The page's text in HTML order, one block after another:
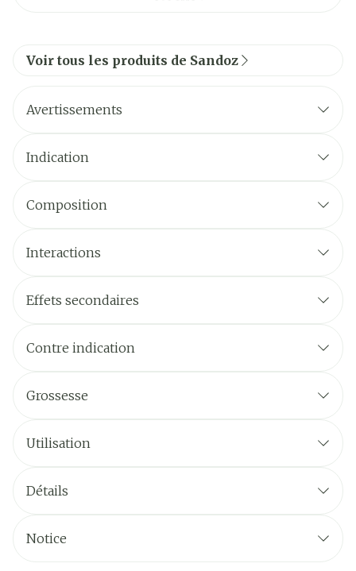
Voir tous les produits de Sandoz
Avertissements
Indication
Composition
Interactions
Effets secondaires
Contre indication
Grossesse
Utilisation
Posologie habituelle: 1 comprimé /jour
Avec ou sans nourriture
Détails
Notice